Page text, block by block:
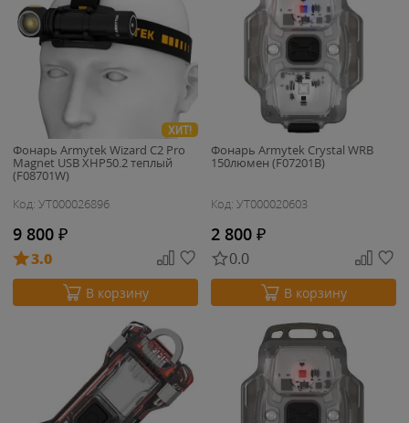
ХИТ!
Фонарь Armytek Wizard C2 Pro
Magnet USB XHP50.2 теплый
(F08701W)
Код: УТ000026896
9 800 ₽
3.0
В корзину
Фонарь Armytek Crystal WRB
150люмен (F07201B)
Код: УТ000020603
2 800 ₽
0.0
В корзину